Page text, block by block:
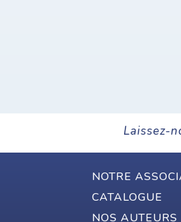
Laissez-
NOTRE
CATALOGUE
NOS AUTEURS